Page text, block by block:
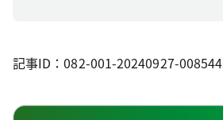
記事ID：082-001-20240927-008544